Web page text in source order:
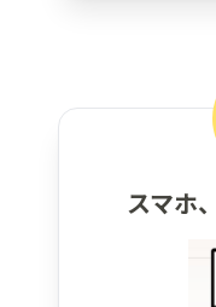
スマホ